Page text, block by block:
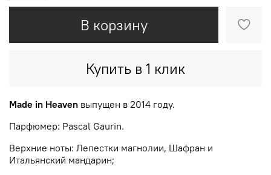
В корзину
Купить в 1 клик
Made in Heaven выпущен в 2014 году.
Парфюмер: Pascal Gaurin.
Верхние ноты: Лепестки магнолии, Шафран и
Итальянский мандарин;